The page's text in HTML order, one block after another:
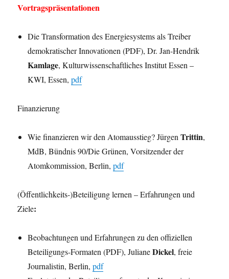
Vortragspräsentationen
Die Transformation des Energiesystems als Treiber
demokratischer Innovationen (PDF), Dr. Jan-Hendrik
Kamlage, Kulturwissenschaftliches Institut Essen –
KWI, Essen,pdf
Finanzierung
Wie finanzieren wir den Atomausstieg? JürgenTrittin,
MdB, Bündnis 90/Die Grünen, Vorsitzender der
Atomkommission, Berlin,pdf
(Öffentlichkeits-)Beteiligung lernen – Erfahrungen und
Ziele:
Beobachtungen und Erfahrungen zu den offiziellen
Beteiligungs-Formaten (PDF), JulianeDickel, freie
Journalistin, Berlin,pdf